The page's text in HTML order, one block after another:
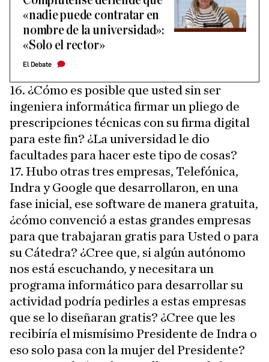
«nadie puede contratar en
nombre de la universidad»:
«Solo el rector»
El Debate
16. ¿Cómo es posible que usted sin ser
ingeniera informática firmar un pliego de
prescripciones técnicas con su firma digital
para este fin? ¿La universidad le dio
facultades para hacer este tipo de cosas?
17. Hubo otras tres empresas, Telefónica,
Indra y Google que desarrollaron, en una
fase inicial, ese software de manera gratuita,
¿cómo convenció a estas grandes empresas
para que trabajaran gratis para Usted o para
su Cátedra? ¿Cree que, si algún autónomo
nos está escuchando, y necesitara un
programa informático para desarrollar su
actividad podría pedirles a estas empresas
que se lo diseñaran gratis? ¿Cree que les
recibiría el mismísimo Presidente de Indra o
eso solo pasa con la mujer del Presidente?